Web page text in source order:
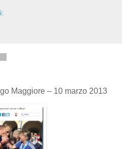
Maggiore – 10 marzo 2013